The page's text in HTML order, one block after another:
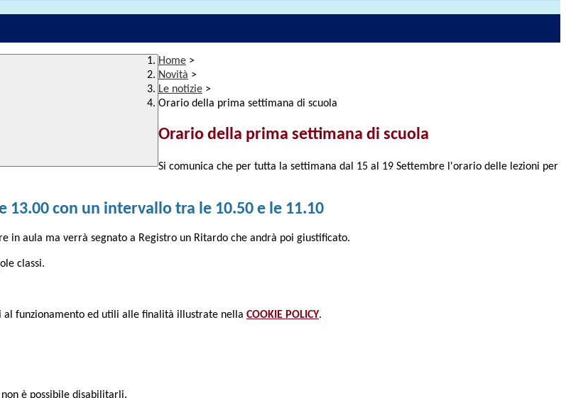
Home >
Novità >
Le notizie >
Orario della prima settimana di scuola
Orario della prima settimana di scuola
Si comunica che per tutta la settimana dal 15 al 19 Settembre l'orario delle lezioni per
13.00 con un intervallo tra le 10.50 e le 11.10
in aula ma verrà segnato a Registro un Ritardo che andrà poi giustificato.
classi.
al funzionamento ed utili alle finalità illustrate nella COOKIE POLICY.
è possibile disabilitarli.